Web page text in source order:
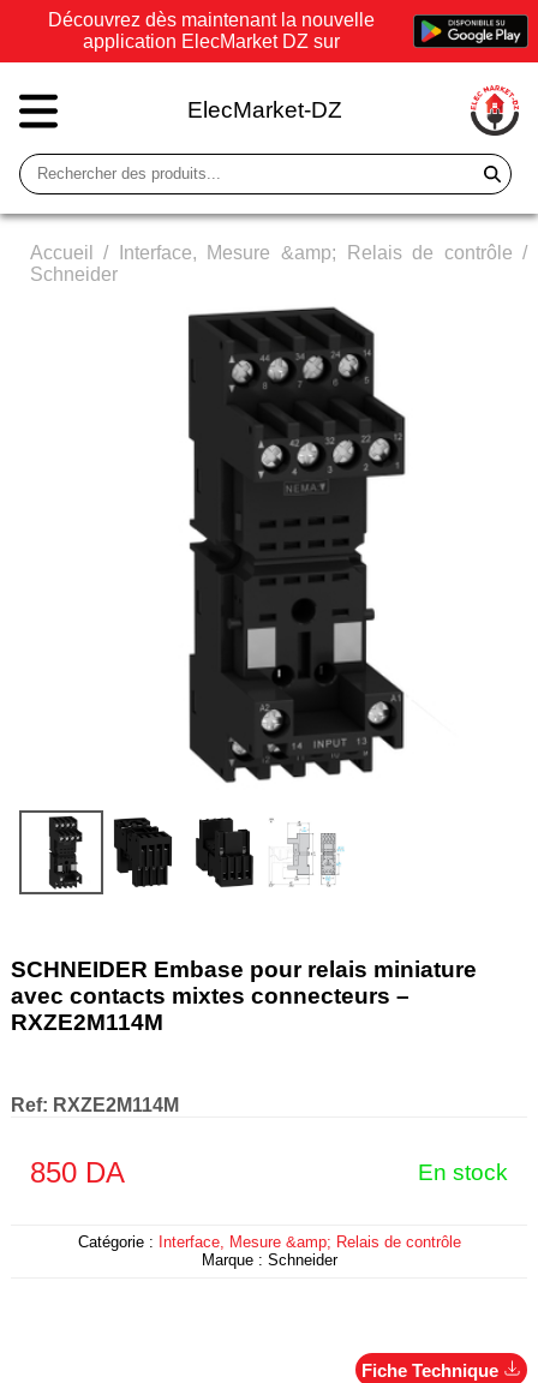
Découvrez dès maintenant la nouvelle
application ElecMarket DZ sur
ElecMarket-DZ
Accueil / Interface, Mesure &amp; Relais de contrôle /
Schneider
SCHNEIDER Embase pour relais miniature
avec contacts mixtes connecteurs –
RXZE2M114M
Ref: RXZE2M114M
850DA En stock
Catégorie : Interface, Mesure &amp; Relais de contrôle
Marque : Schneider
Fiche Technique